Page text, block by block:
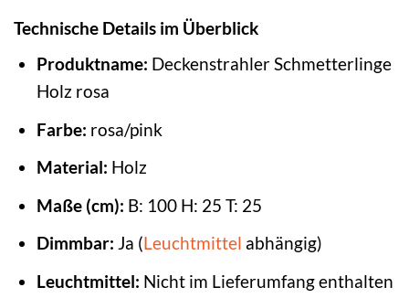
Technische Details im Überblick
Produktname: Deckenstrahler Schmetterlinge
Holz rosa
Farbe: rosa/pink
Material: Holz
Maße (cm): B: 100 H: 25 T: 25
Dimmbar: Ja (Leuchtmittel abhängig)
Leuchtmittel: Nicht im Lieferumfang enthalten